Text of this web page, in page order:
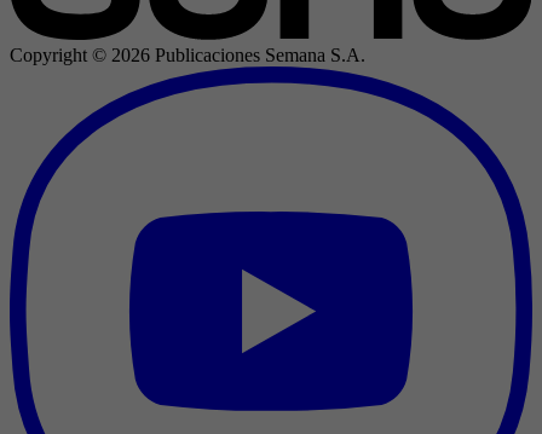
Copyright © 2026 Publicaciones Semana S.A.